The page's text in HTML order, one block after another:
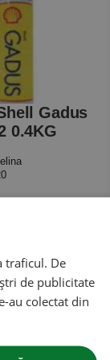
Gadus
0.4KG
traficul. De
de publicitate
au colectat din